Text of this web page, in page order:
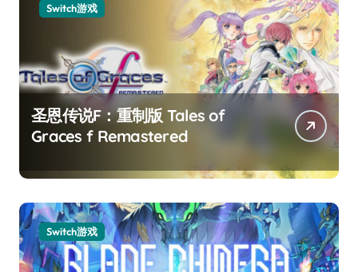
Switch游戏
圣恩传说F：重制版 Tales of
Graces f Remastered
Switch游戏